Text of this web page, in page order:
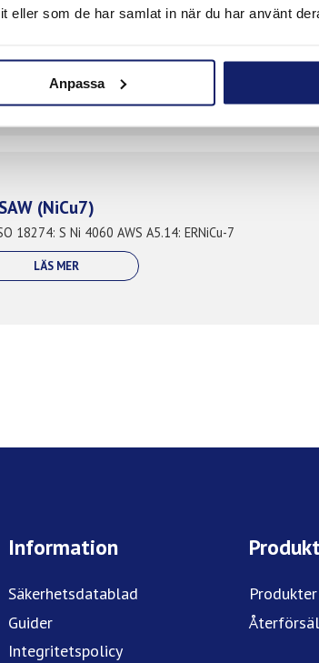
eller som de har samlat in när du har använt
Anpassa
(NiCr3)
LÄS MER
(NiCu7)
18274: S Ni 4060 AWS A5.14: ERNiCu-7
LÄS MER
Information
Säkerhetsdatablad
Guider
Integritetspolicy
Produkter